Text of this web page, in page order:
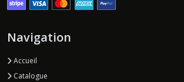
Navigation
Accueil
Catalogue